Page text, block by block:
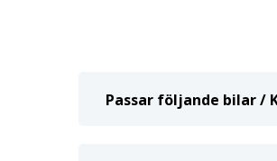
Passar följande bilar /